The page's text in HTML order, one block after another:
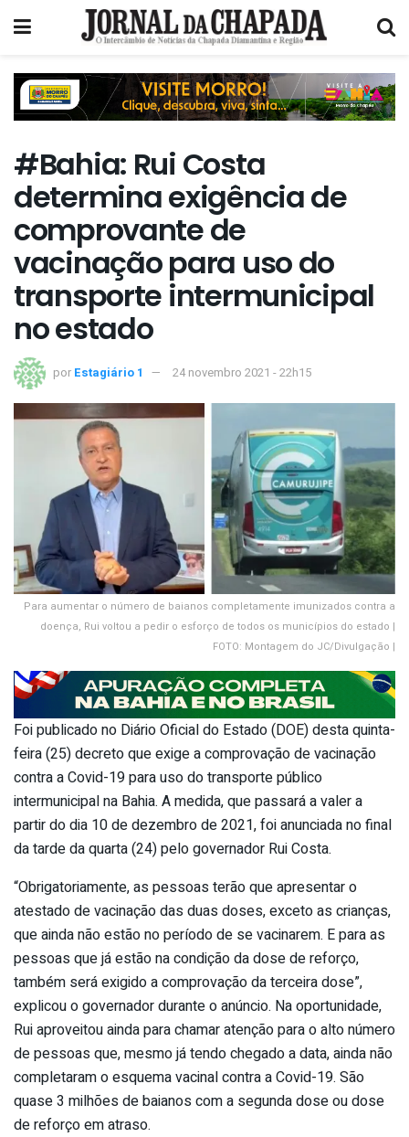
#Bahia: Rui Costa
determina exigência de
comprovante de
vacinação para uso do
transporte intermunicipal
no estado
por Estagiário 1 24 novembro 2021 - 22h15
Para aumentar o número de baianos completamente imunizados contra a
doença, Rui voltou a pedir o esforço de todos os municípios do estado |
FOTO: Montagem do JC/Divulgação |
Foi publicado no Diário Oficial do Estado (DOE) desta quinta-
feira (25) decreto que exige a comprovação de vacinação
contra a Covid-19 para uso do transporte público
intermunicipal na Bahia. A medida, que passará a valer a
partir do dia 10 de dezembro de 2021, foi anunciada no final
da tarde da quarta (24) pelo governador Rui Costa.
“Obrigatoriamente, as pessoas terão que apresentar o
atestado de vacinação das duas doses, exceto as crianças,
que ainda não estão no período de se vacinarem. E para as
pessoas que já estão na condição da dose de reforço,
também será exigido a comprovação da terceira dose”,
explicou o governador durante o anúncio. Na oportunidade,
Rui aproveitou ainda para chamar atenção para o alto número
de pessoas que, mesmo já tendo chegado a data, ainda não
completaram o esquema vacinal contra a Covid-19. São
quase 3 milhões de baianos com a segunda dose ou dose
de reforço em atraso.